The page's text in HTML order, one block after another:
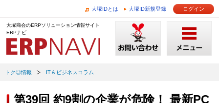
大塚IDとは 大塚ID新規登録 ログイン
大塚商会のERPソリューション情報サイト
ERPナビ
トク◎情報 IT＆ビジネスコラム
第39回 約9割の企業が危険！ 最新PC